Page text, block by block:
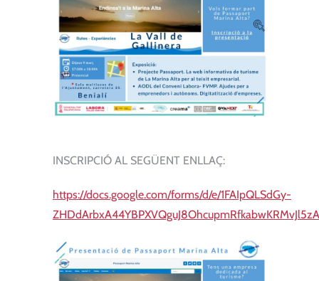
INSCRIPCIÓ AL SEGÜENT ENLLAÇ:
https://docs.google.com/forms/d/e/1FAIpQLSdGy-